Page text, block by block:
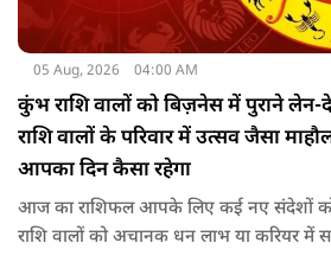
05 Aug, 2026 04:00 AM
कुंभ राशि वालों को बिज़नेस में पुराने लेन-
राशि वालों के परिवार में उत्सव जैसा
आपका दिन कैसा रहेगा
आज का राशिफल आपके लिए कई नए संदेशों
राशि वालों को अचानक धन लाभ या करियर में